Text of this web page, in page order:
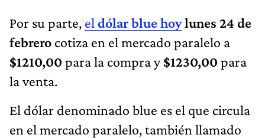
Por su parte, el dólar blue hoylunes 24 de
febrero cotiza en el mercado paralelo a
$1210,00 para la compra y$1230,00 para
la venta.
El dólar denominado blue es el que circula
en el mercado paralelo, también llamado